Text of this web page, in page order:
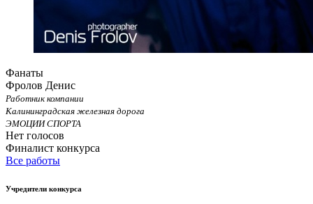
Фанаты
Фролов Денис
Работник компании
Калининградская железная дорога
ЭМОЦИИ СПОРТА
Нет голосов
Финалист конкурса
Все работы
Учредители конкурса